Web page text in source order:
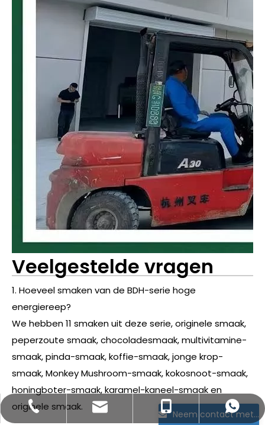
Veelgestelde vragen
1. Hoeveel smaken van de BDH-serie hoge
energiereep?
We hebben 11 smaken uit deze serie, originele smaak,
peperzoute smaak, chocoladesmaak, multivitamine-
smaak, pinda-smaak, koffie-smaak, jonge krop-
smaak, Monkey Mushroom-smaak, kokosnoot-smaak,
honingboter-smaak, karamel-kaneel-smaak en
originele smaak.
+86-335-3957085
bettyzhang@qhdhysp.com
+86- 13133515208
+86 13133515208 Neem contact met ons op